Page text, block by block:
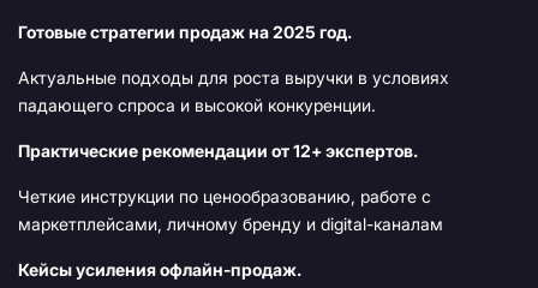
Готовые стратегии продаж на 2025 год.
Актуальные подходы для роста выручки в условиях
падающего спроса и высокой конкуренции.
Практические рекомендации от 12+ экспертов.
Четкие инструкции по ценообразованию, работе с
маркетплейсами, личному бренду и digital-каналам
Кейсы усиления офлайн-продаж.